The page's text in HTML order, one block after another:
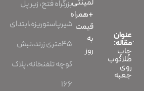
عنوان
مقاله:
چاپ
طلاکوب
روی
جعبه
لمینتی
+همراه
قیمت
به
روز
بزرگراه فتح، زیر پل
شیرپاستوریزه،ابتدای
45متری زرند،نبش
کوچه تلفنخانه، پلاک
166